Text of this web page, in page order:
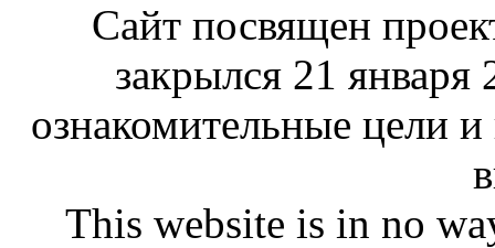
Сайт посвящен
закрылся 21 января
ознакомительные цели
This website is in no